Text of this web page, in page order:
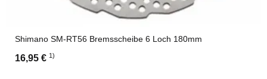
Shimano SM-RT56 Bremsscheibe 6 Loch 180mm
16,95 € 1)